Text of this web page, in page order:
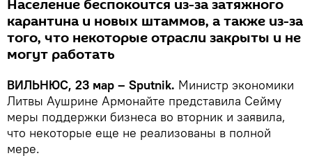
Население беспокоится из-за затяжного
карантина и новых штаммов, а также из-за
того, что некоторые отрасли закрыты и не
могут работать
ВИЛЬНЮС, 23 мар – Sputnik. Министр экономики
Литвы Аушрине Армонайте представила Сейму
меры поддержки бизнеса во вторник и заявила,
что некоторые еще не реализованы в полной
мере.